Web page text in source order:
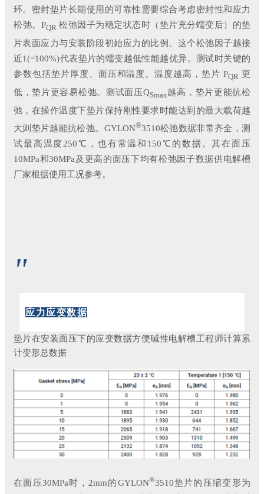
环。密封垫片长期使用的可靠性需要综合考虑密封性和应力
松弛。PQR 松弛因子为稳定状态时（垫片充分蠕变后）的垫
片表面应力与安装阶段初始应力的比例。这个松弛因子越接
近1(=100%)代表垫片的蠕变越低性能越优异。测试时关键的
参数包括垫片厚度、面压和温度。温度越高，垫片 PQR 更
低，垫片更容易松弛。测试面压QSmax越高，垫片更能抗松
弛，在操作温度下垫片保持刚性要求时能达到的最大载荷越
大则垫片越能抗松弛。GYLON®3510松弛数据非常齐全，测
试最高温度250℃，也有常温和150℃的数据。其在面压
10MPa和30MPa及更高的面压下均有松弛因子数据供电解槽
厂家根据使用工况参考。
"
应力应变数据
垫片在安装面压下的应变数据方便碱性电解槽工程师计算累
计变形总数据
在面压30MPa时，2mm的GYLON®3510垫片的压缩变形为